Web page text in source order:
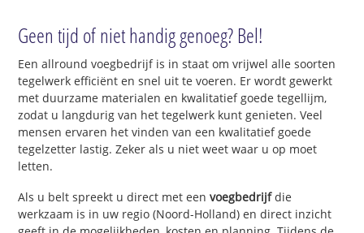
Geen tijd of niet handig genoeg? Bel!
Een allround voegbedrijf is in staat om vrijwel alle soorten
tegelwerk efficiënt en snel uit te voeren. Er wordt gewerkt
met duurzame materialen en kwalitatief goede tegellijm,
zodat u langdurig van het tegelwerk kunt genieten. Veel
mensen ervaren het vinden van een kwalitatief goede
tegelzetter lastig. Zeker als u niet weet waar u op moet
letten.
Als u belt spreekt u direct met eenvoegbedrijfdie
werkzaam is in uw regio (Noord-Holland) en direct inzicht